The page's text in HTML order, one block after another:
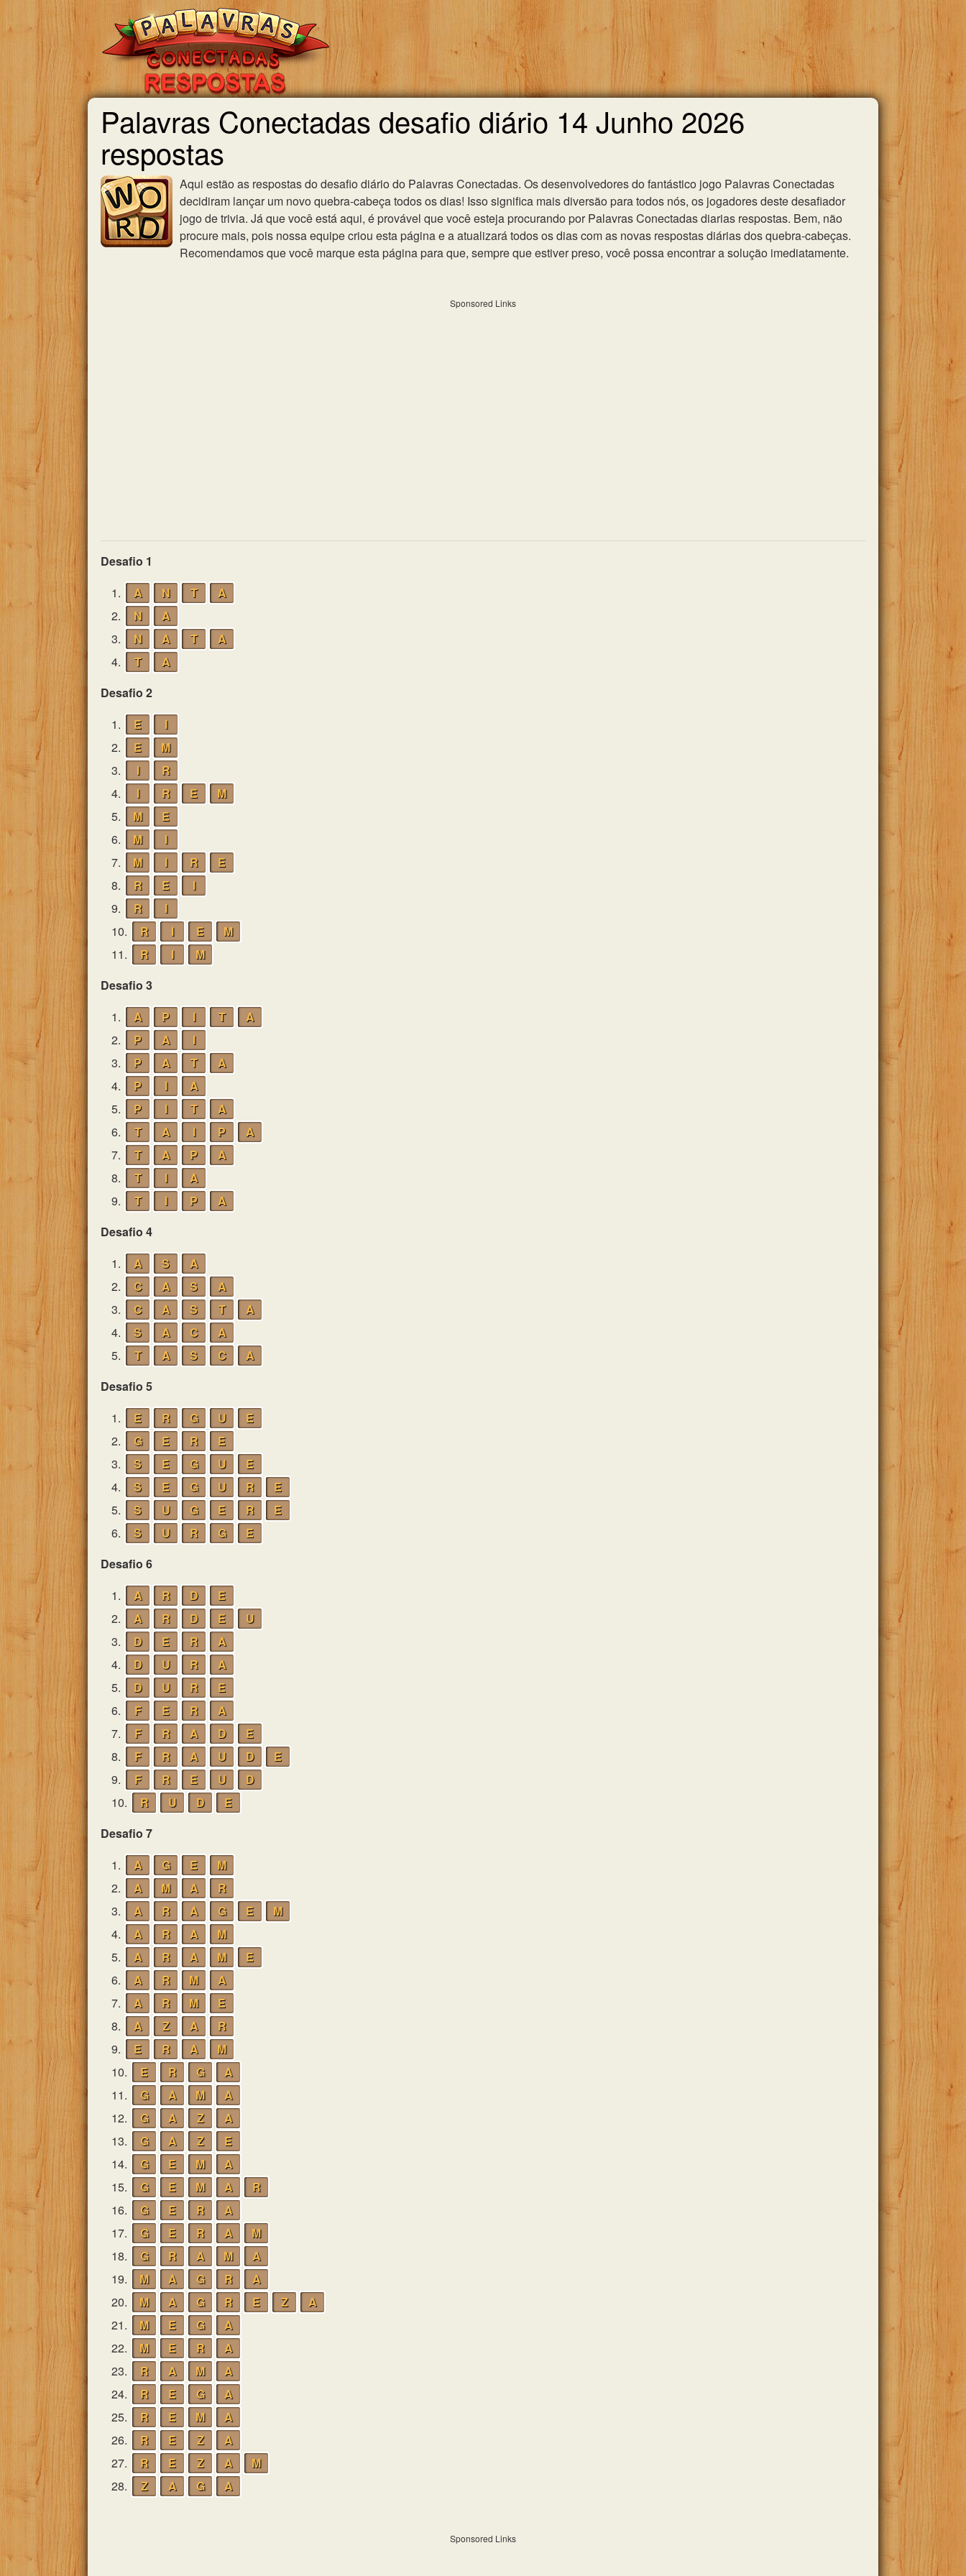
Palavras Conectadas desafio diário 14 Junho 2026
respostas
Aqui estão as respostas do desafio diário do Palavras Conectadas. Os desenvolvedores do fantástico jogo Palavras Conectadas
decidiram lançar um novo quebra-cabeça todos os dias! Isso significa mais diversão para todos nós, os jogadores deste desafiador
jogo de trivia. Já que você está aqui, é provável que você esteja procurando por Palavras Conectadas diarias respostas. Bem, não
procure mais, pois nossa equipe criou esta página e a atualizará todos os dias com as novas respostas diárias dos quebra-cabeças.
Recomendamos que você marque esta página para que, sempre que estiver preso, você possa encontrar a solução imediatamente.
Sponsored Links
Desafio 1
1.
A N T
A
2.
N
A
3.
N A T
A
4.
T
A
Desafio 2
1.
E
I
2.
E
M
3.
I
R
4.
I R E
M
5.
M
E
6.
M
I
7.
M I R
E
8.
R E
I
9.
R
I
10.
R I E
M
11.
R I
M
Desafio 3
1.
A P I T
A
2.
P A
I
3.
P A T
A
4.
P I
A
5.
P I T
A
6.
T A I P
A
7.
T A P
A
8.
T I
A
9.
T I P
A
Desafio 4
1.
A S
A
2.
C A S
A
3.
C A S T
A
4.
S A C
A
5.
T A S C
A
Desafio 5
1.
E R G U
E
2.
G E R
E
3.
S E G U
E
4.
S E G U R
E
5.
S U G E R
E
6.
S U R G
E
Desafio 6
1.
A R D
E
2.
A R D E
U
3.
D E R
A
4.
D U R
A
5.
D U R
E
6.
F E R
A
7.
F R A D
E
8.
F R A U D
E
9.
F R E U
D
10.
R U D
E
Desafio 7
1.
A G E
M
2.
A M A
R
3.
A R A G E
M
4.
A R A
M
5.
A R A M
E
6.
A R M
A
7.
A R M
E
8.
A Z A
R
9.
E R A
M
10.
E R G
A
11.
G A M
A
12.
G A Z
A
13.
G A Z
E
14.
G E M
A
15.
G E M A
R
16.
G E R
A
17.
G E R A
M
18.
G R A M
A
19.
M A G R
A
20.
M A G R E Z
A
21.
M E G
A
22.
M E R
A
23.
R A M
A
24.
R E G
A
25.
R E M
A
26.
R E Z
A
27.
R E Z A
M
28.
Z A G A
Sponsored Links